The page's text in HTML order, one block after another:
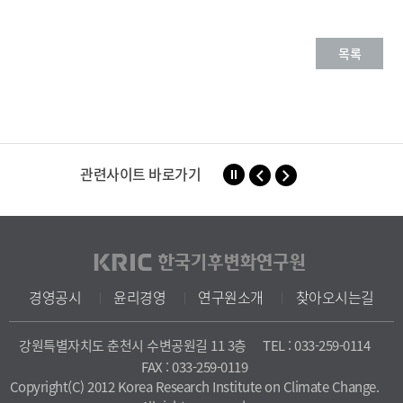
목록
관련사이트 바로가기
경영공시 윤리경영 연구원소개 찾아오시는길
강원특별자치도 춘천시 수변공원길 11 3층
TEL : 033-259-0114
FAX : 033-259-0119
Copyright(C) 2012 Korea Research Institute on Climate Change.